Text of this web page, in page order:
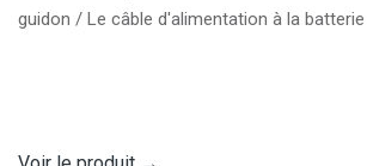
guidon / Le câble d'alimentation à la